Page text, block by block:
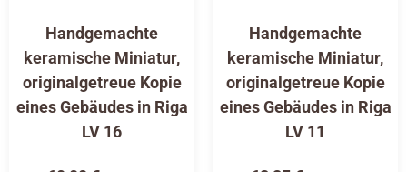
Handgemachte
keramische Miniatur,
originalgetreue Kopie
eines Gebäudes in Riga
LV 16
Handgemachte
keramische Miniatur,
originalgetreue Kopie
eines Gebäudes in Riga
LV 11